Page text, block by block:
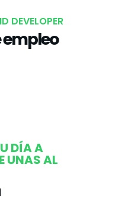
DEVELOPER
DÍA A
UNAS AL